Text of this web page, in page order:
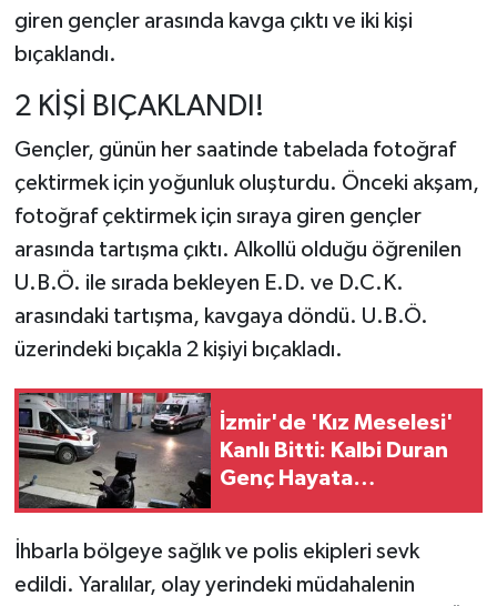
giren gençler arasında kavga çıktı ve iki kişi
bıçaklandı.
2 KİŞİ BIÇAKLANDI!
Gençler, günün her saatinde tabelada fotoğraf
çektirmek için yoğunluk oluşturdu. Önceki akşam,
fotoğraf çektirmek için sıraya giren gençler
arasında tartışma çıktı. Alkollü olduğu öğrenilen
U.B.Ö. ile sırada bekleyen E.D. ve D.C.K.
arasındaki tartışma, kavgaya döndü. U.B.Ö.
üzerindeki bıçakla 2 kişiyi bıçakladı.
İzmir'de 'Kız Meselesi'
Kanlı Bitti: Kalbi Duran
Genç Hayata
İhbarla bölgeye sağlık ve polis ekipleri sevk
edildi. Yaralılar, olay yerindeki müdahalenin